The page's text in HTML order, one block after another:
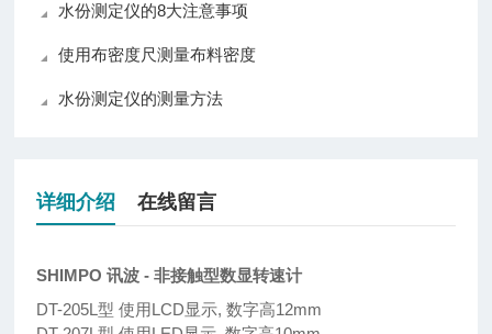
水份测定仪的8大注意事项
使用布密度尺测量布料密度
水份测定仪的测量方法
详细介绍 在线留言
SHIMPO 讯波 - 非接触型数显转速计
DT-205L型 使用LCD显示, 数字高12mm